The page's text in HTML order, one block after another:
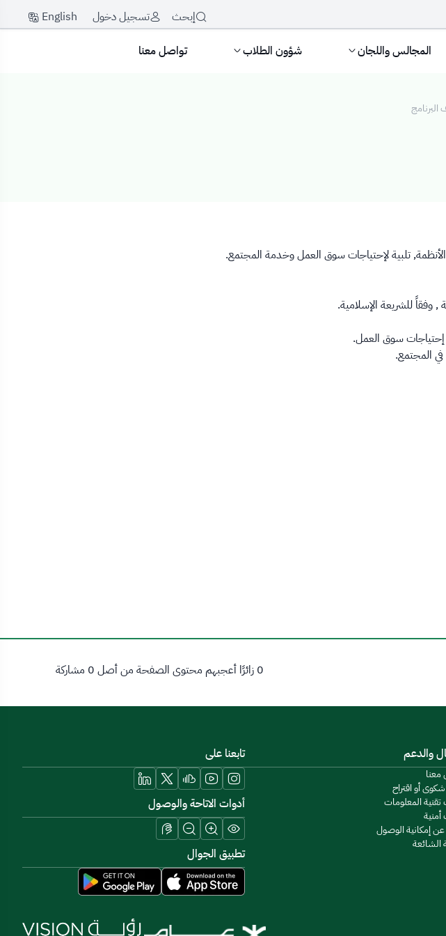
إبحث تسجيل دخول English
المجالس واللجان شؤون الطلاب تواصل معنا
البرنامج
تلبية لإحتياجات سوق العمل وخدمة المجتمع.
0 زائرًا أعجبهم محتوى الصفحة من أصل 0 مشاركة
والدعم
أو اقتراح
تقنية المعلومات
أمنية
عن إمكانية الوصول
الشائعة
تابعنا على
أدوات الاتاحة والوصول
تطبيق الجوال